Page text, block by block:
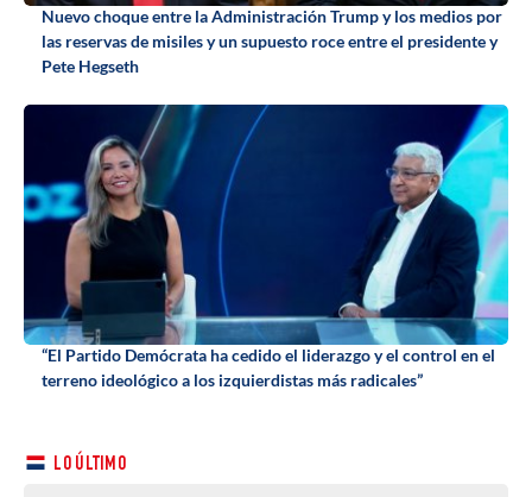
Nuevo choque entre la Administración Trump y los medios por
las reservas de misiles y un supuesto roce entre el presidente y
Pete Hegseth
“El Partido Demócrata ha cedido el liderazgo y el control en el
terreno ideológico a los izquierdistas más radicales”
LO ÚLTIMO